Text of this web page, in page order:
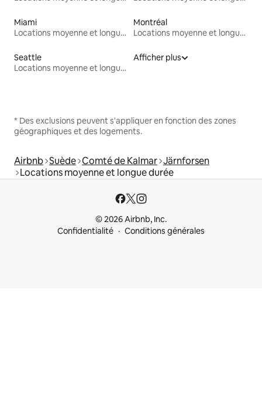
Miami
Locations moyenne et longue durée
Montréal
Locations moyenne et longue durée
Seattle
Locations moyenne et longue durée
Afficher plus
* Des exclusions peuvent s'appliquer en fonction des zones
géographiques et des logements.
Airbnb Suède Comté de Kalmar Järnforsen
Locations moyenne et longue durée
© 2026 Airbnb, Inc.
Confidentialité
Conditions générales